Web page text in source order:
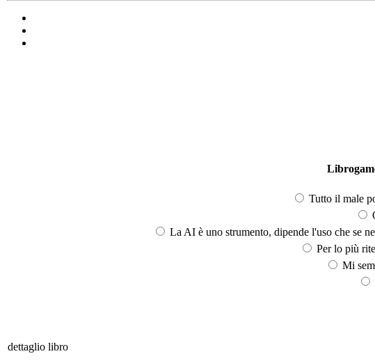
Tutto il male
La AI è uno strumento, dipende l'uso che se
Per lo più
Mi
dettaglio libro